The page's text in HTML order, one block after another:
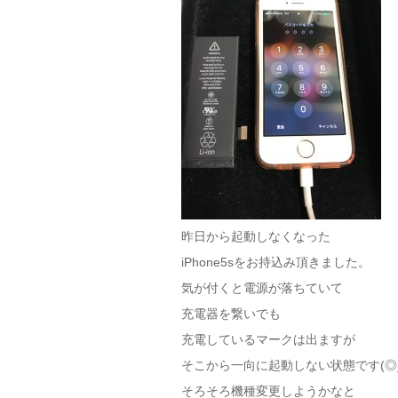
昨日から起動しなくなった
iPhone5sをお持込み頂きました。
気が付くと電源が落ちていて
充電器を繋いでも
充電しているマークは出ますが
そこから一向に起動しない状態です
そろそろ機種変更しようかなと